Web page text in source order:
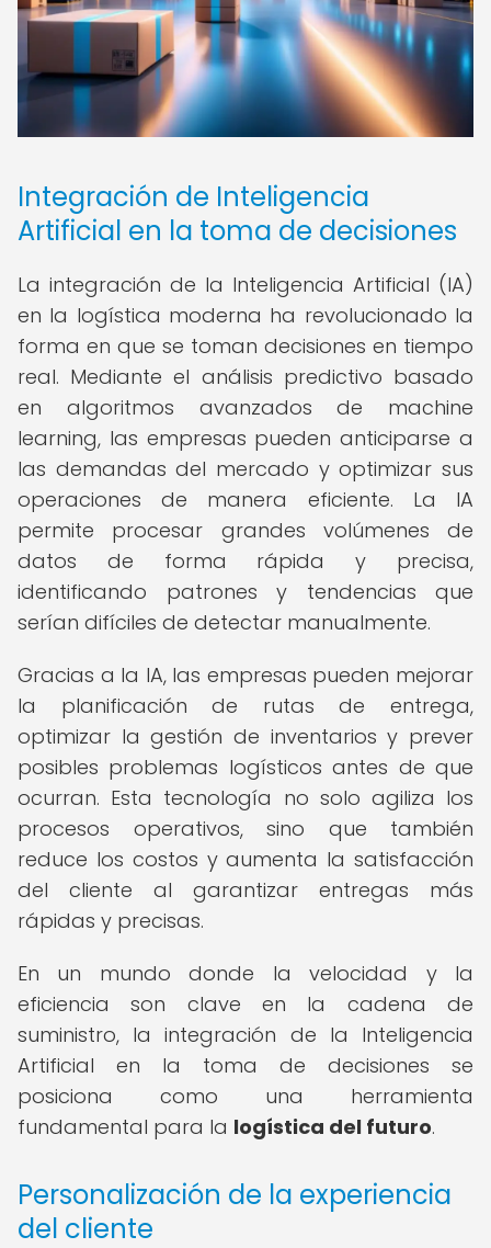
Integración de Inteligencia
Artificial en la toma de decisiones
La integración de la Inteligencia Artificial (IA)
en la logística moderna ha revolucionado la
forma en que se toman decisiones en tiempo
real. Mediante el análisis predictivo basado
en algoritmos avanzados de machine
learning, las empresas pueden anticiparse a
las demandas del mercado y optimizar sus
operaciones de manera eficiente. La IA
permite procesar grandes volúmenes de
datos de forma rápida y precisa,
identificando patrones y tendencias que
serían difíciles de detectar manualmente.
Gracias a la IA, las empresas pueden mejorar
la planificación de rutas de entrega,
optimizar la gestión de inventarios y prever
posibles problemas logísticos antes de que
ocurran. Esta tecnología no solo agiliza los
procesos operativos, sino que también
reduce los costos y aumenta la satisfacción
del cliente al garantizar entregas más
rápidas y precisas.
En un mundo donde la velocidad y la
eficiencia son clave en la cadena de
suministro, la integración de la Inteligencia
Artificial en la toma de decisiones se
posiciona como una herramienta
fundamental para la logística del futuro.
Personalización de la experiencia
del cliente